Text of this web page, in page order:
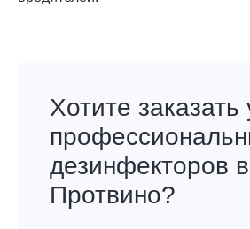
Хотите заказать
дезинфекторов в
Протвино?